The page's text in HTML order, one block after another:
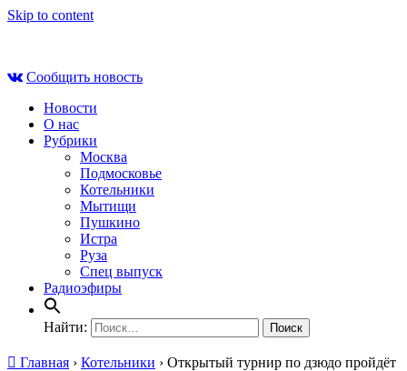
Skip to content
Сообщить новость
Новости
О нас
Рубрики
Москва
Подмосковье
Котельники
Мытищи
Пушкино
Истра
Руза
Спец выпуск
Радиоэфиры
Найти:
Главная › Котельники › Открытый турнир по дзюдо пройдёт